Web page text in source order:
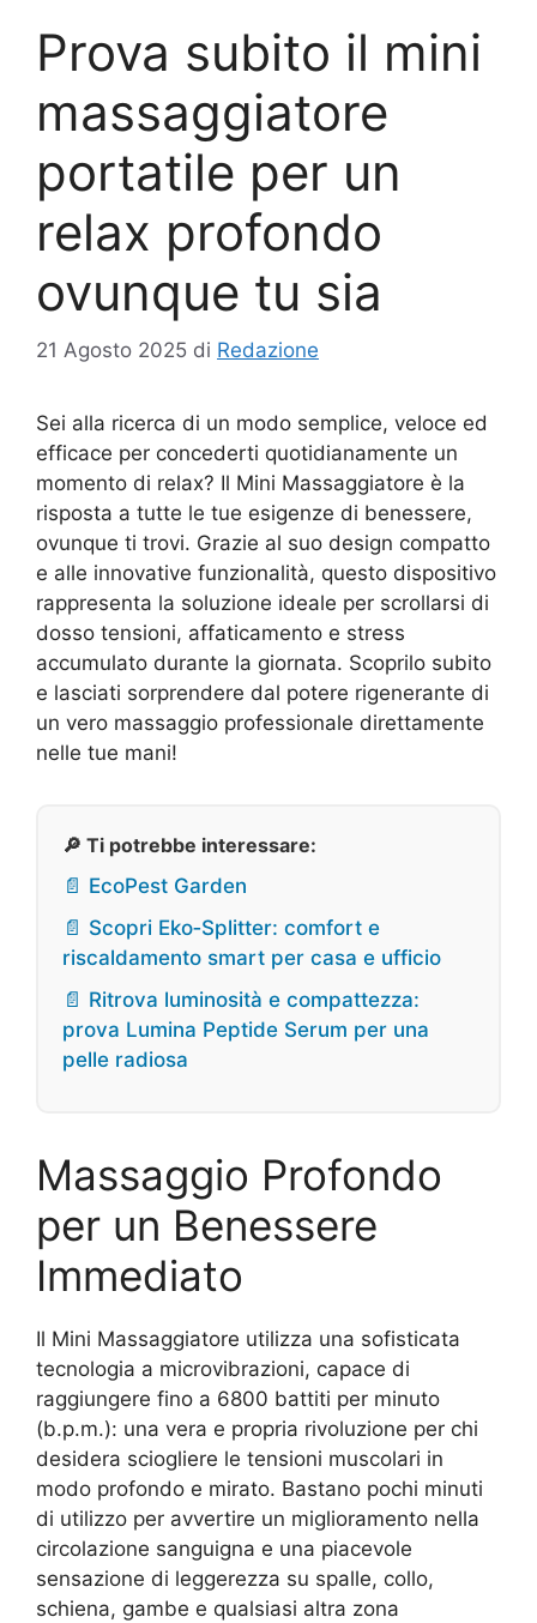
Prova subito il mini
massaggiatore
portatile per un
relax profondo
ovunque tu sia
21 Agosto 2025 di Redazione
Sei alla ricerca di un modo semplice, veloce ed
efficace per concederti quotidianamente un
momento di relax? Il Mini Massaggiatore è la
risposta a tutte le tue esigenze di benessere,
ovunque ti trovi. Grazie al suo design compatto
e alle innovative funzionalità, questo dispositivo
rappresenta la soluzione ideale per scrollarsi di
dosso tensioni, affaticamento e stress
accumulato durante la giornata. Scoprilo subito
e lasciati sorprendere dal potere rigenerante di
un vero massaggio professionale direttamente
nelle tue mani!
🔎 Ti potrebbe interessare:
📄 EcoPest Garden
📄 Scopri Eko‑Splitter: comfort e
riscaldamento smart per casa e ufficio
📄 Ritrova luminosità e compattezza:
prova Lumina Peptide Serum per una
pelle radiosa
Massaggio Profondo
per un Benessere
Immediato
Il Mini Massaggiatore utilizza una sofisticata
tecnologia a microvibrazioni, capace di
raggiungere fino a 6800 battiti per minuto
(b.p.m.): una vera e propria rivoluzione per chi
desidera sciogliere le tensioni muscolari in
modo profondo e mirato. Bastano pochi minuti
di utilizzo per avvertire un miglioramento nella
circolazione sanguigna e una piacevole
sensazione di leggerezza su spalle, collo,
schiena, gambe e qualsiasi altra zona